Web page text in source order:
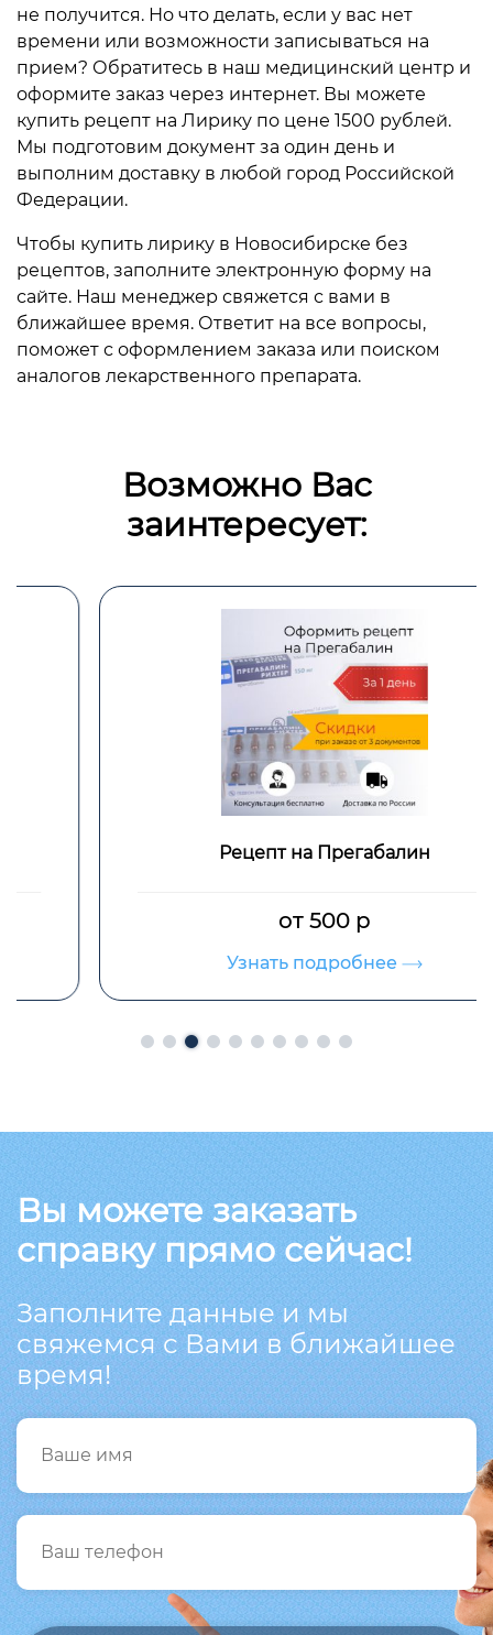
не получится. Но что делать, если у вас нет
времени или возможности записываться на
прием? Обратитесь в наш медицинский центр и
оформите заказ через интернет. Вы можете
купить рецепт на Лирику по цене 1500 рублей.
Мы подготовим документ за один день и
выполним доставку в любой город Российской
Федерации.
Чтобы купить лирику в Новосибирске без
рецептов, заполните электронную форму на
сайте. Наш менеджер свяжется с вами в
ближайшее время. Ответит на все вопросы,
поможет с оформлением заказа или поиском
аналогов лекарственного препарата.
Возможно Вас
заинтересует:
Рецепт на Прегабалин
от 500 р
Узнать подробнее
Вы можете заказать
справку прямо сейчас!
Заполните данные и мы
свяжемся с Вами в ближайшее
время!